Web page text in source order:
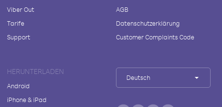
Viber Out
Tarife
Support
AGB
Datenschutzerklärung
Customer Complaints Code
HERUNTERLADEN
Android
iPhone & iPad
Deutsch